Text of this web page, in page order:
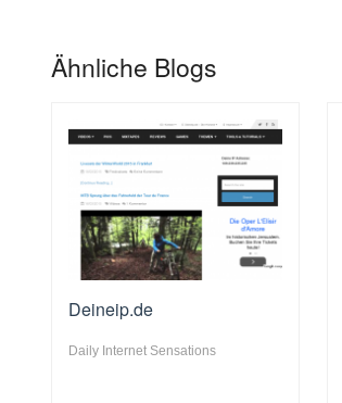
Ähnliche Blogs
Deineip.de
Daily Internet Sensations